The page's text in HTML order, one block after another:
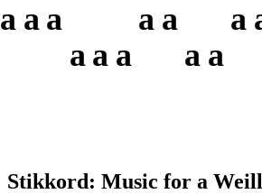
a a a
a a
a a
a a
a
Stikkord: Music for a Weill